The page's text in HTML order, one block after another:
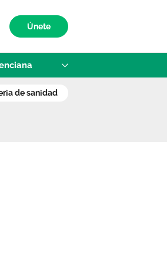
Únete
de sanidad